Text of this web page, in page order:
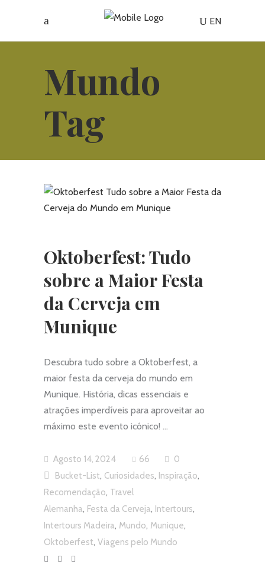
EN
Mundo
Tag
Oktoberfest: Tudo
sobre a Maior Festa
da Cerveja em
Munique
Descubra tudo sobre a Oktoberfest, a
maior festa da cerveja do mundo em
Munique. História, dicas essenciais e
atrações imperdíveis para aproveitar ao
máximo este evento icónico!
Agosto 14, 2024 66
0
Bucket-List, Curiosidades, Inspiração,
Recomendação, Travel
Alemanha, Festa da Cerveja, Intertours,
Intertours Madeira, Mundo, Munique,
Oktoberfest, Viagens pelo Mundo